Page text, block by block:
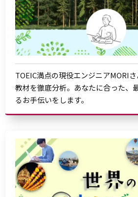
TOEIC満点の現役エンジニアMORI
教材を徹底分析。あなたに合った、
るお手伝いをします。